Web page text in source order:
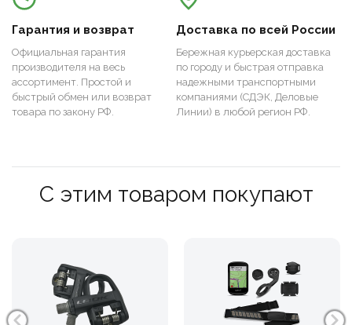
Гарантия и возврат
Официальная гарантия
производителя на весь
ассортимент. Простой и
быстрый обмен или возврат
товара по закону РФ.
Доставка по всей России
Бережная курьерская доставка
по городу и быстрая отправка
надежными транспортными
компаниями (СДЭК, Деловые
Линии) в любой регион РФ.
С этим товаром покупают